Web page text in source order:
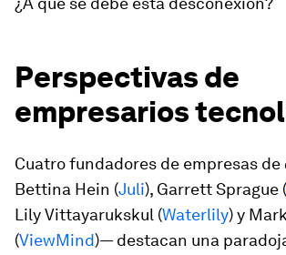
Perspectivas de
empresarios
Cuatro fundadores de empresas de
Bettina Hein (Juli), Garrett Sprague (
Lily Vittayarukskul (Waterlily) y
(ViewMind)— destacan una